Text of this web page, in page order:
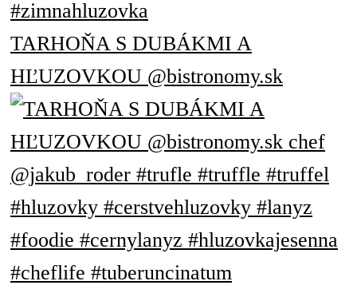
TARHOŇA S DUBÁKMI A
HĽUZOVKOU @bistronomy.sk